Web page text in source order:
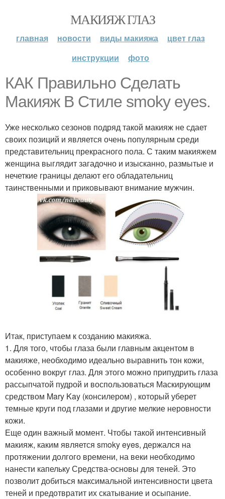
МАКИЯЖ ГЛАЗ
главная новости виды макияжа
цвет глаз
инструкции
фото
КАК Правильно Сделать
Макияж В Стиле smoky eyes.
Уже несколько сезонов подряд такой макияж не сдает
своих позиций и является очень популярным среди
представительниц прекрасного пола. С таким макияжем
женщина выглядит загадочно и изысканно, размытые и
нечеткие границы делают его обладательниц
таинственными и приковывают внимание мужчин.
Итак, приступаем к созданию макияжа.
1. Для того, чтобы глаза были главным акцентом в
макияже, необходимо идеально выравнить тон кожи,
особенно вокруг глаз. Для этого можно припудрить глаза
рассыпчатой пудрой и воспользоваться Маскирующим
средством Mary Kay (консилером) , который уберет
темные круги под глазами и другие мелкие неровности
кожи.
Еще один важный момент. Чтобы такой интенсивный
макияж, каким является smoky eyes, держался на
протяжении долгого времени, на веки необходимо
нанести капельку Средства-основы для теней. Это
позволит добиться максимальной интенсивности цвета
теней и предотвратит их скатывание и осыпание.